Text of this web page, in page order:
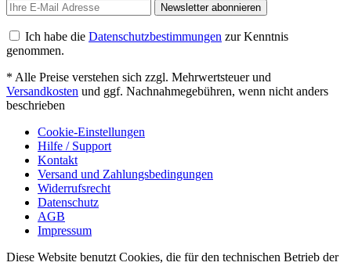
Newsletter abonnieren
Ich habe die Datenschutzbestimmungen zur Kenntnis
genommen.
* Alle Preise verstehen sich zzgl. Mehrwertsteuer und
Versandkosten und ggf. Nachnahmegebühren, wenn nicht anders
beschrieben
Cookie-Einstellungen
Hilfe / Support
Kontakt
Versand und Zahlungsbedingungen
Widerrufsrecht
Datenschutz
AGB
Impressum
Diese Website benutzt Cookies, die für den technischen Betrieb der